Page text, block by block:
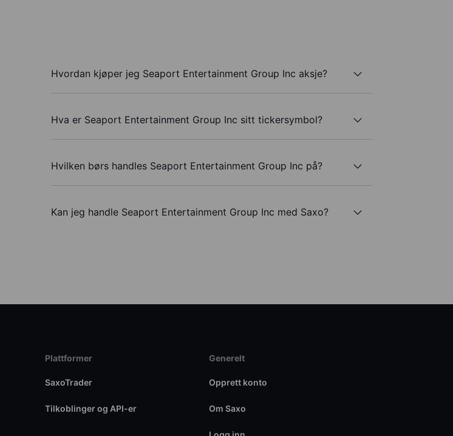
Hvordan kjøper jeg Seaport Entertainment Group Inc aksje?
Hva er Seaport Entertainment Group Inc sitt tickersymbol?
Hvilken børs handles Seaport Entertainment Group Inc på?
Kan jeg handle Seaport Entertainment Group Inc med Saxo?
Plattformer
SaxoTrader
Tilkoblinger og API-er
Generelt
Opprett konto
Om Saxo